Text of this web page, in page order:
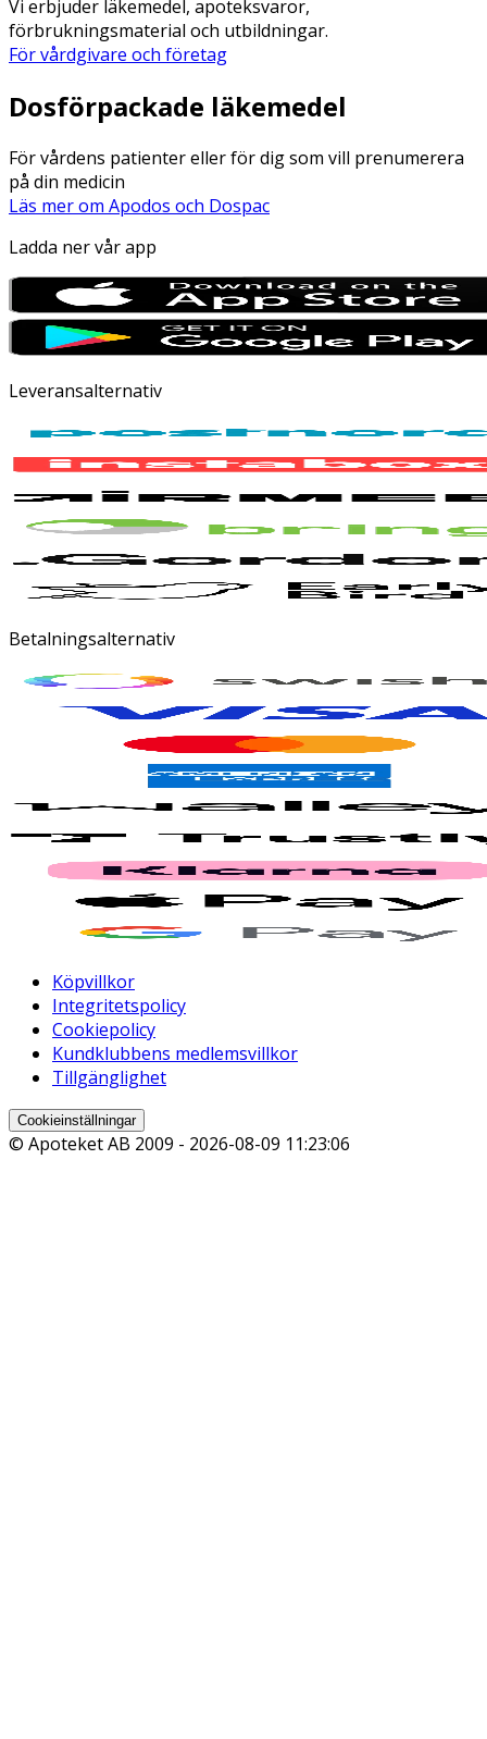
Vi erbjuder läkemedel, apoteksvaror,
förbrukningsmaterial och utbildningar.
För vårdgivare och företag
Dosförpackade läkemedel
För vårdens patienter eller för dig som vill prenumerera
på din medicin
Läs mer om Apodos och Dospac
Ladda ner vår app
Leveransalternativ
Betalningsalternativ
Köpvillkor
Integritetspolicy
Cookiepolicy
Kundklubbens medlemsvillkor
Tillgänglighet
Cookieinställningar
© Apoteket AB 2009 - 2026-08-09 11:23:06